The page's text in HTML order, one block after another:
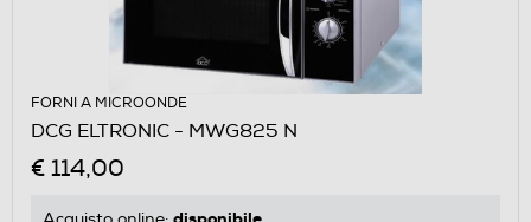
FORNI A MICROONDE
DCG ELTRONIC - MWG825 N
€ 114,00